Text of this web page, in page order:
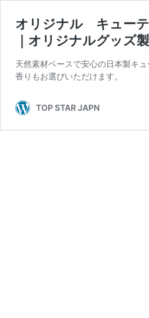
オリジナル キューテ
｜オリジナルグッズ
天然素材ベースで安心の日本製キ
香りもお選びいただけます。
TOP STAR JAPN